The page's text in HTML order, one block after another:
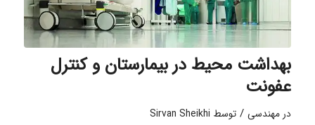
بهداشت محیط در بیمارستان و کنترل
عفونت
در مهندسی / توسط Sirvan Sheikhi